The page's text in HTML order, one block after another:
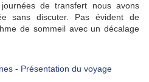
de transfert nous avons
sans discuter. Pas évident de
de sommeil avec un décalage